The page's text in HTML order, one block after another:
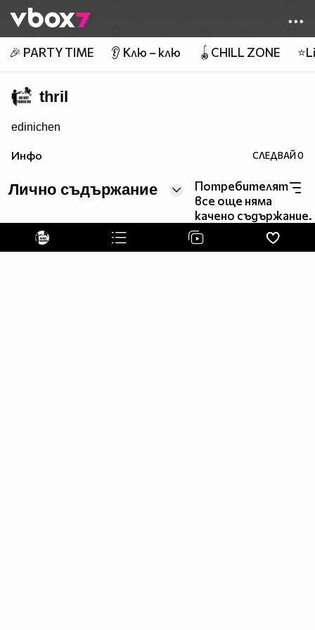
👾
🎉 PARTY TIME 👂 Клю – клю 🪀CHILL ZONE
thril
edinichen
Инфо СЛЕДВАЙ0
Лично съдържание
Потребителят
все още няма
качено съдържание.